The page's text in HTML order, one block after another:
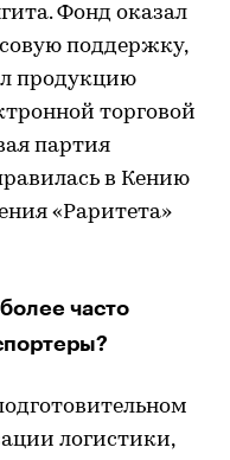
Фонд оказал
поддержку,
продукцию
торговой
партия
в Кению
«Раритета»
часто
логистики,